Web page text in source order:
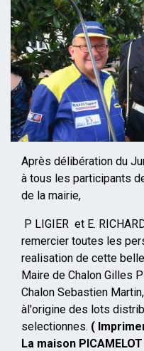
Après délibération du
à tous les participants
de la mairie,
P LIGIER et E.
remercier toutes les
realisation de cette
Maire de Chalon Gilles
Chalon Sebastien
àl'origine des lots
selectionnes. (
La maison